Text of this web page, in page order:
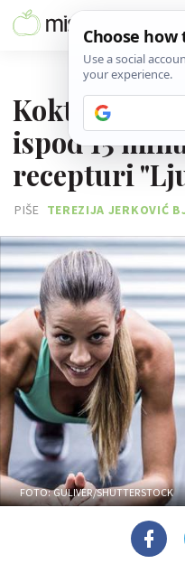
Koktel vježbi
ispod 15
recepturi
PIŠE TEREZIJA JERKOVIĆ
FOTO: GULIVER/SHUTTERSTOCK